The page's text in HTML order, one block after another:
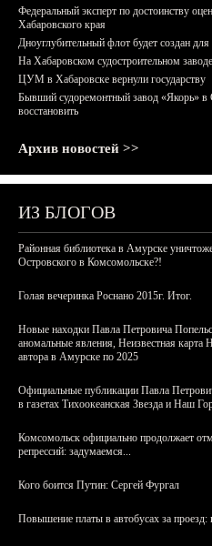
Федеральный эксперт по достоинству
Хабаровского края
Дноуглубительный флот будет создан
На Хабаровском судостроительном
ЦУМ в Хабаровске вернули государству
Бывший судоремонтный завод «Якорь» в
восстановить
Архив новостей >>
ИЗ БЛОГОВ
Районная библиотека в Амурске
Островского в Комсомольске?!
Голая вечеринка Роснано 2015г. Итог.
Новые находки Павла Петровича
аномальные явления, Неизвестная
автора в Амурске по 2025
Официальные публикации Павла
в газетах Тихоокеанская Звезда и Наш
Комсомольск официально продолжает
репрессий: задумаемся...
Кого боится Путин: Сергей Фургал
Повышение платы в автобусах за проезд: